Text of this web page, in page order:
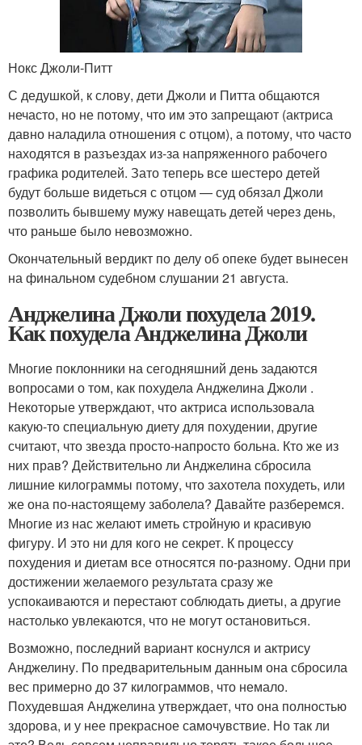
Нокс Джоли-Питт
С дедушкой, к слову, дети Джоли и Питта общаются
нечасто, но не потому, что им это запрещают (актриса
давно наладила отношения с отцом), а потому, что часто
находятся в разъездах из-за напряженного рабочего
графика родителей. Зато теперь все шестеро детей
будут больше видеться с отцом — суд обязал Джоли
позволить бывшему мужу навещать детей через день,
что раньше было невозможно.
Окончательный вердикт по делу об опеке будет вынесен
на финальном судебном слушании 21 августа.
Анджелина Джоли похудела 2019.
Как похудела Анджелина Джоли
Многие поклонники на сегодняшний день задаются
вопросами о том, как похудела Анджелина Джоли .
Некоторые утверждают, что актриса использовала
какую-то специальную диету для похудении, другие
считают, что звезда просто-напросто больна. Кто же из
них прав? Действительно ли Анджелина сбросила
лишние килограммы потому, что захотела похудеть, или
же она по-настоящему заболела? Давайте разберемся.
Многие из нас желают иметь стройную и красивую
фигуру. И это ни для кого не секрет. К процессу
похудения и диетам все относятся по-разному. Одни при
достижении желаемого результата сразу же
успокаиваются и перестают соблюдать диеты, а другие
настолько увлекаются, что не могут остановиться.
Возможно, последний вариант коснулся и актрису
Анджелину. По предварительным данным она сбросила
вес примерно до 37 килограммов, что немало.
Похудевшая Анджелина утверждает, что она полностью
здорова, и у нее прекрасное самочувствие. Но так ли